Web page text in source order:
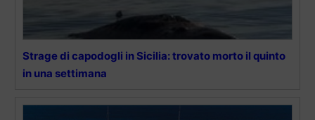
Strage di capodogli in Sicilia: trovato morto il quinto
in una settimana